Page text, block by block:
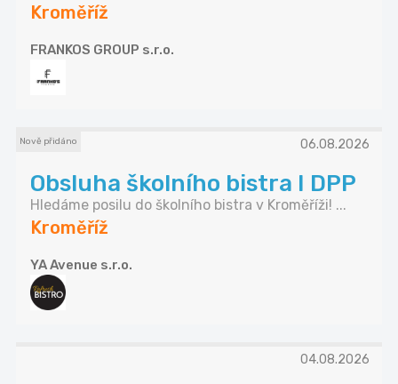
Kroměříž
FRANKOS GROUP s.r.o.
Nově přidáno 06.08.2026
Obsluha školního bistra I DPP
Hledáme posilu do školního bistra v Kroměříži! ...
Kroměříž
YA Avenue s.r.o.
04.08.2026